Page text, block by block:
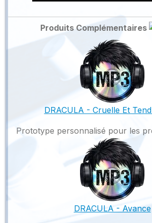
Produits Complémentaires
DRACULA - Cruelle Et
Prototype personnalisé pour les
DRACULA - Avance